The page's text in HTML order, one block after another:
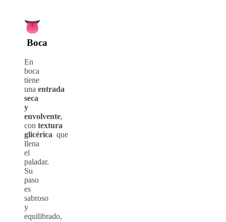
Boca
En
boca
tiene
una entrada
seca
y
envolvente,
con textura
glicérica que
llena
el
paladar.
Su
paso
es
sabroso
y
equilibrado,